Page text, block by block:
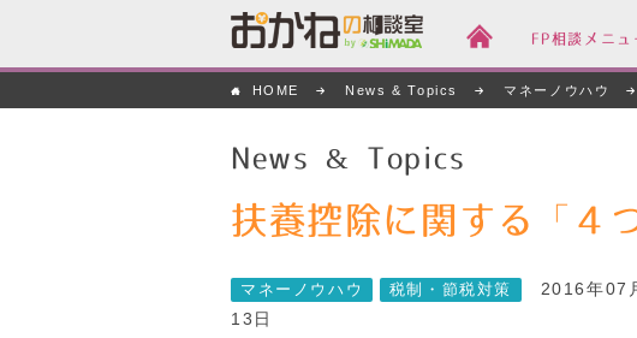
おかねの相談室 by
FP相談メニュ
HOME News & Topics マネーノウハウ
News & Topics
扶養控除に関する「４
マネーノウハウ 税制・節税対策
2016年07
13日